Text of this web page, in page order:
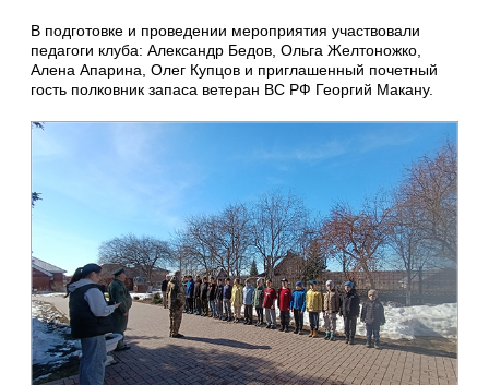
В подготовке и проведении мероприятия участвовали
педагоги клуба: Александр Бедов, Ольга Желтоножко,
Алена Апарина, Олег Купцов и приглашенный почетный
гость полковник запаса ветеран ВС РФ Георгий Макану.